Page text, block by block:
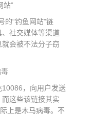
站”
的“钓鱼网站”链
社交媒体等渠道
会被不法分子窃
，向用户发送
这些该链接其实
上是木马病毒。不